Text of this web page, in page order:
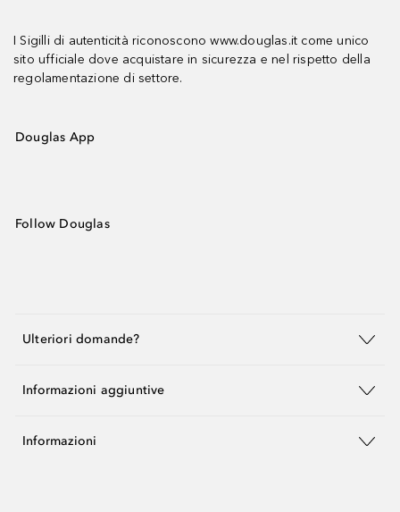
I Sigilli di autenticità riconoscono www.douglas.it come unico
sito ufficiale dove acquistare in sicurezza e nel rispetto della
regolamentazione di settore.
Douglas App
Follow Douglas
Ulteriori domande?
Informazioni aggiuntive
Informazioni